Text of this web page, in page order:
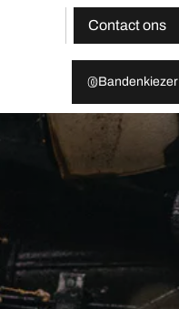
Contact ons
Bandenkiezer